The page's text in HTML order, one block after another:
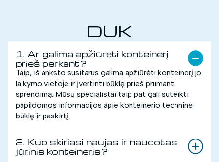
DUK
1. Ar galima apžiūrėti konteinerį
prieš perkant?
Taip, iš anksto susitarus galima apžiūrėti konteinerį jo
laikymo vietoje ir įvertinti būklę prieš priimant
sprendimą. Mūsų specialistai taip pat gali suteikti
papildomos informacijos apie konteinerio techninę
būklę ir paskirtį.
2. Kuo skiriasi naujas ir naudotas
jūrinis konteineris?